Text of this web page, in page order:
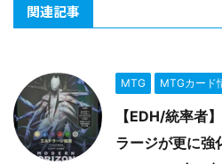
関連記事
MTG MTGカード
【EDH/統率者
ラージが更に強